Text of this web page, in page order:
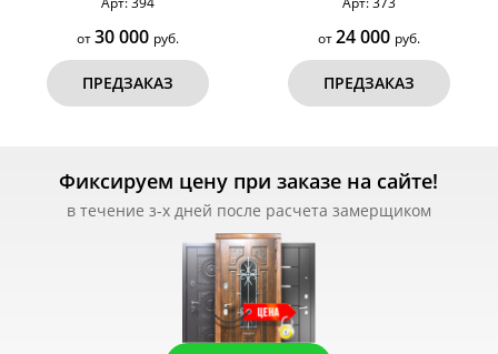
от30 000 руб.
ПРЕДЗАКАЗ
от24 000 руб.
ПРЕДЗАКАЗ
Фиксируем цену при заказе на сайте!
в течение з-х дней после расчета замерщиком